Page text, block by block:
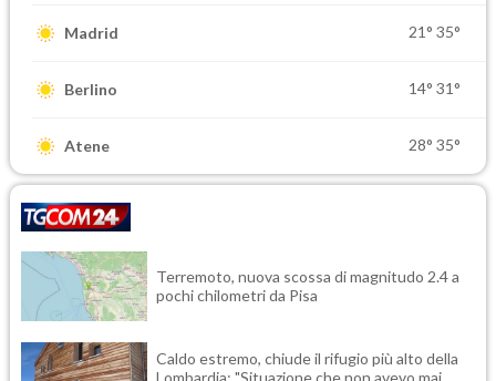
Madrid 21° 35°
Berlino 14° 31°
Atene 28° 35°
Terremoto, nuova scossa di magnitudo 2.4 a
pochi chilometri da Pisa
Caldo estremo, chiude il rifugio più alto della
Lombardia: "Situazione che non avevo mai